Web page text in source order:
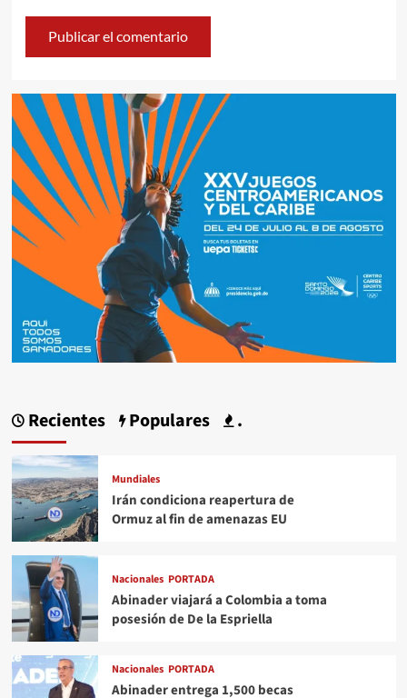
Recientes Populares .
Mundiales
Irán condiciona reapertura de
Ormuz al fin de amenazas EU
Nacionales PORTADA
Abinader viajará a Colombia a toma
posesión de De la Espriella
Nacionales PORTADA
Abinader entrega 1,500 becas